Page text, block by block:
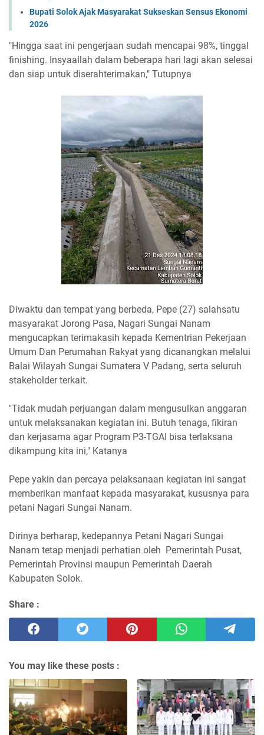
Bupati Solok Ajak Masyarakat Sukseskan Sensus Ekonomi
2026
"Hingga saat ini pengerjaan sudah mencapai 98%, tinggal
finishing. Insyaallah dalam beberapa hari lagi akan selesai
dan siap untuk diserahterimakan," Tutupnya
Diwaktu dan tempat yang berbeda, Pepe (27) salahsatu
masyarakat Jorong Pasa, Nagari Sungai Nanam
mengucapkan terimakasih kepada Kementrian Pekerjaan
Umum Dan Perumahan Rakyat yang dicanangkan melalui
Balai Wilayah Sungai Sumatera V Padang, serta seluruh
stakeholder terkait.
"Tidak mudah perjuangan dalam mengusulkan anggaran
untuk melaksanakan kegiatan ini. Butuh tenaga, fikiran
dan kerjasama agar Program P3-TGAI bisa terlaksana
dikampung kita ini," Katanya
Pepe yakin dan percaya pelaksanaan kegiatan ini sangat
memberikan manfaat kepada masyarakat, kususnya para
petani Nagari Sungai Nanam.
Dirinya berharap, kedepannya Petani Nagari Sungai
Nanam tetap menjadi perhatian oleh Pemerintah Pusat,
Pemerintah Provinsi maupun Pemerintah Daerah
Kabupaten Solok.
Share :
You may like these posts :